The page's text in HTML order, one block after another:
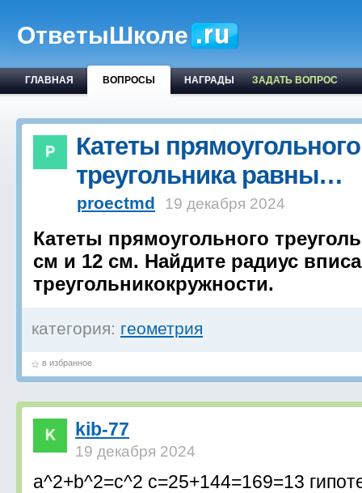
ОтветыШколе
ГЛАВНАЯ ВОПРОСЫ НАГРАДЫ ЗАДАТЬ ВОПРОС
Катеты прямоугольного
треугольника равны…
proectmd 19 декабря 2024
Катеты прямоугольного
см и 12 см. Найдите радиус
треугольникокружности.
категория: геометрия
в избранное
kib-77
19 декабря 2024
a^2+b^2=c^2 c=25+144=169=13